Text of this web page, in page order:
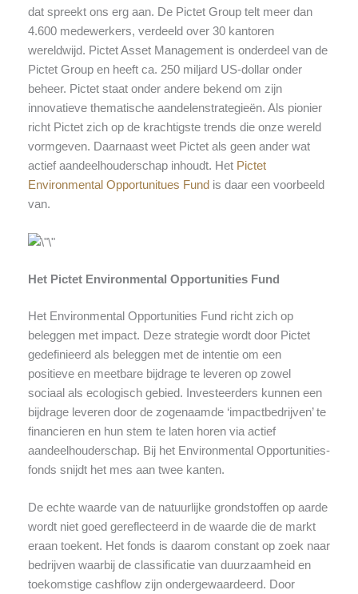
dat spreekt ons erg aan. De Pictet Group telt meer dan
4.600 medewerkers, verdeeld over 30 kantoren
wereldwijd. Pictet Asset Management is onderdeel van de
Pictet Group en heeft ca. 250 miljard US-dollar onder
beheer. Pictet staat onder andere bekend om zijn
innovatieve thematische aandelenstrategieën. Als pionier
richt Pictet zich op de krachtigste trends die onze wereld
vormgeven. Daarnaast weet Pictet als geen ander wat
actief aandeelhouderschap inhoudt. Het Pictet
Environmental Opportunitues Fundis daar een voorbeeld
van.
Het Pictet Environmental Opportunities Fund
Het Environmental Opportunities Fund richt zich op
beleggen met impact. Deze strategie wordt door Pictet
gedefinieerd als beleggen met de intentie om een
positieve en meetbare bijdrage te leveren op zowel
sociaal als ecologisch gebied. Investeerders kunnen een
bijdrage leveren door de zogenaamde ‘impactbedrijven’ te
financieren en hun stem te laten horen via actief
aandeelhouderschap. Bij het Environmental Opportunities-
fonds snijdt het mes aan twee kanten.
De echte waarde van de natuurlijke grondstoffen op aarde
wordt niet goed gereflecteerd in de waarde die de markt
eraan toekent. Het fonds is daarom constant op zoek naar
bedrijven waarbij de classificatie van duurzaamheid en
toekomstige cashflow zijn ondergewaardeerd. Door